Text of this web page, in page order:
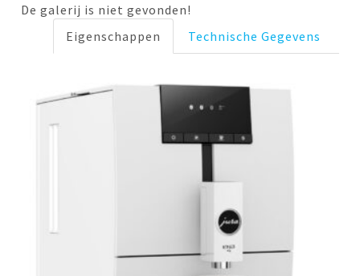
De galerij is niet gevonden!
Eigenschappen
Technische Gegevens